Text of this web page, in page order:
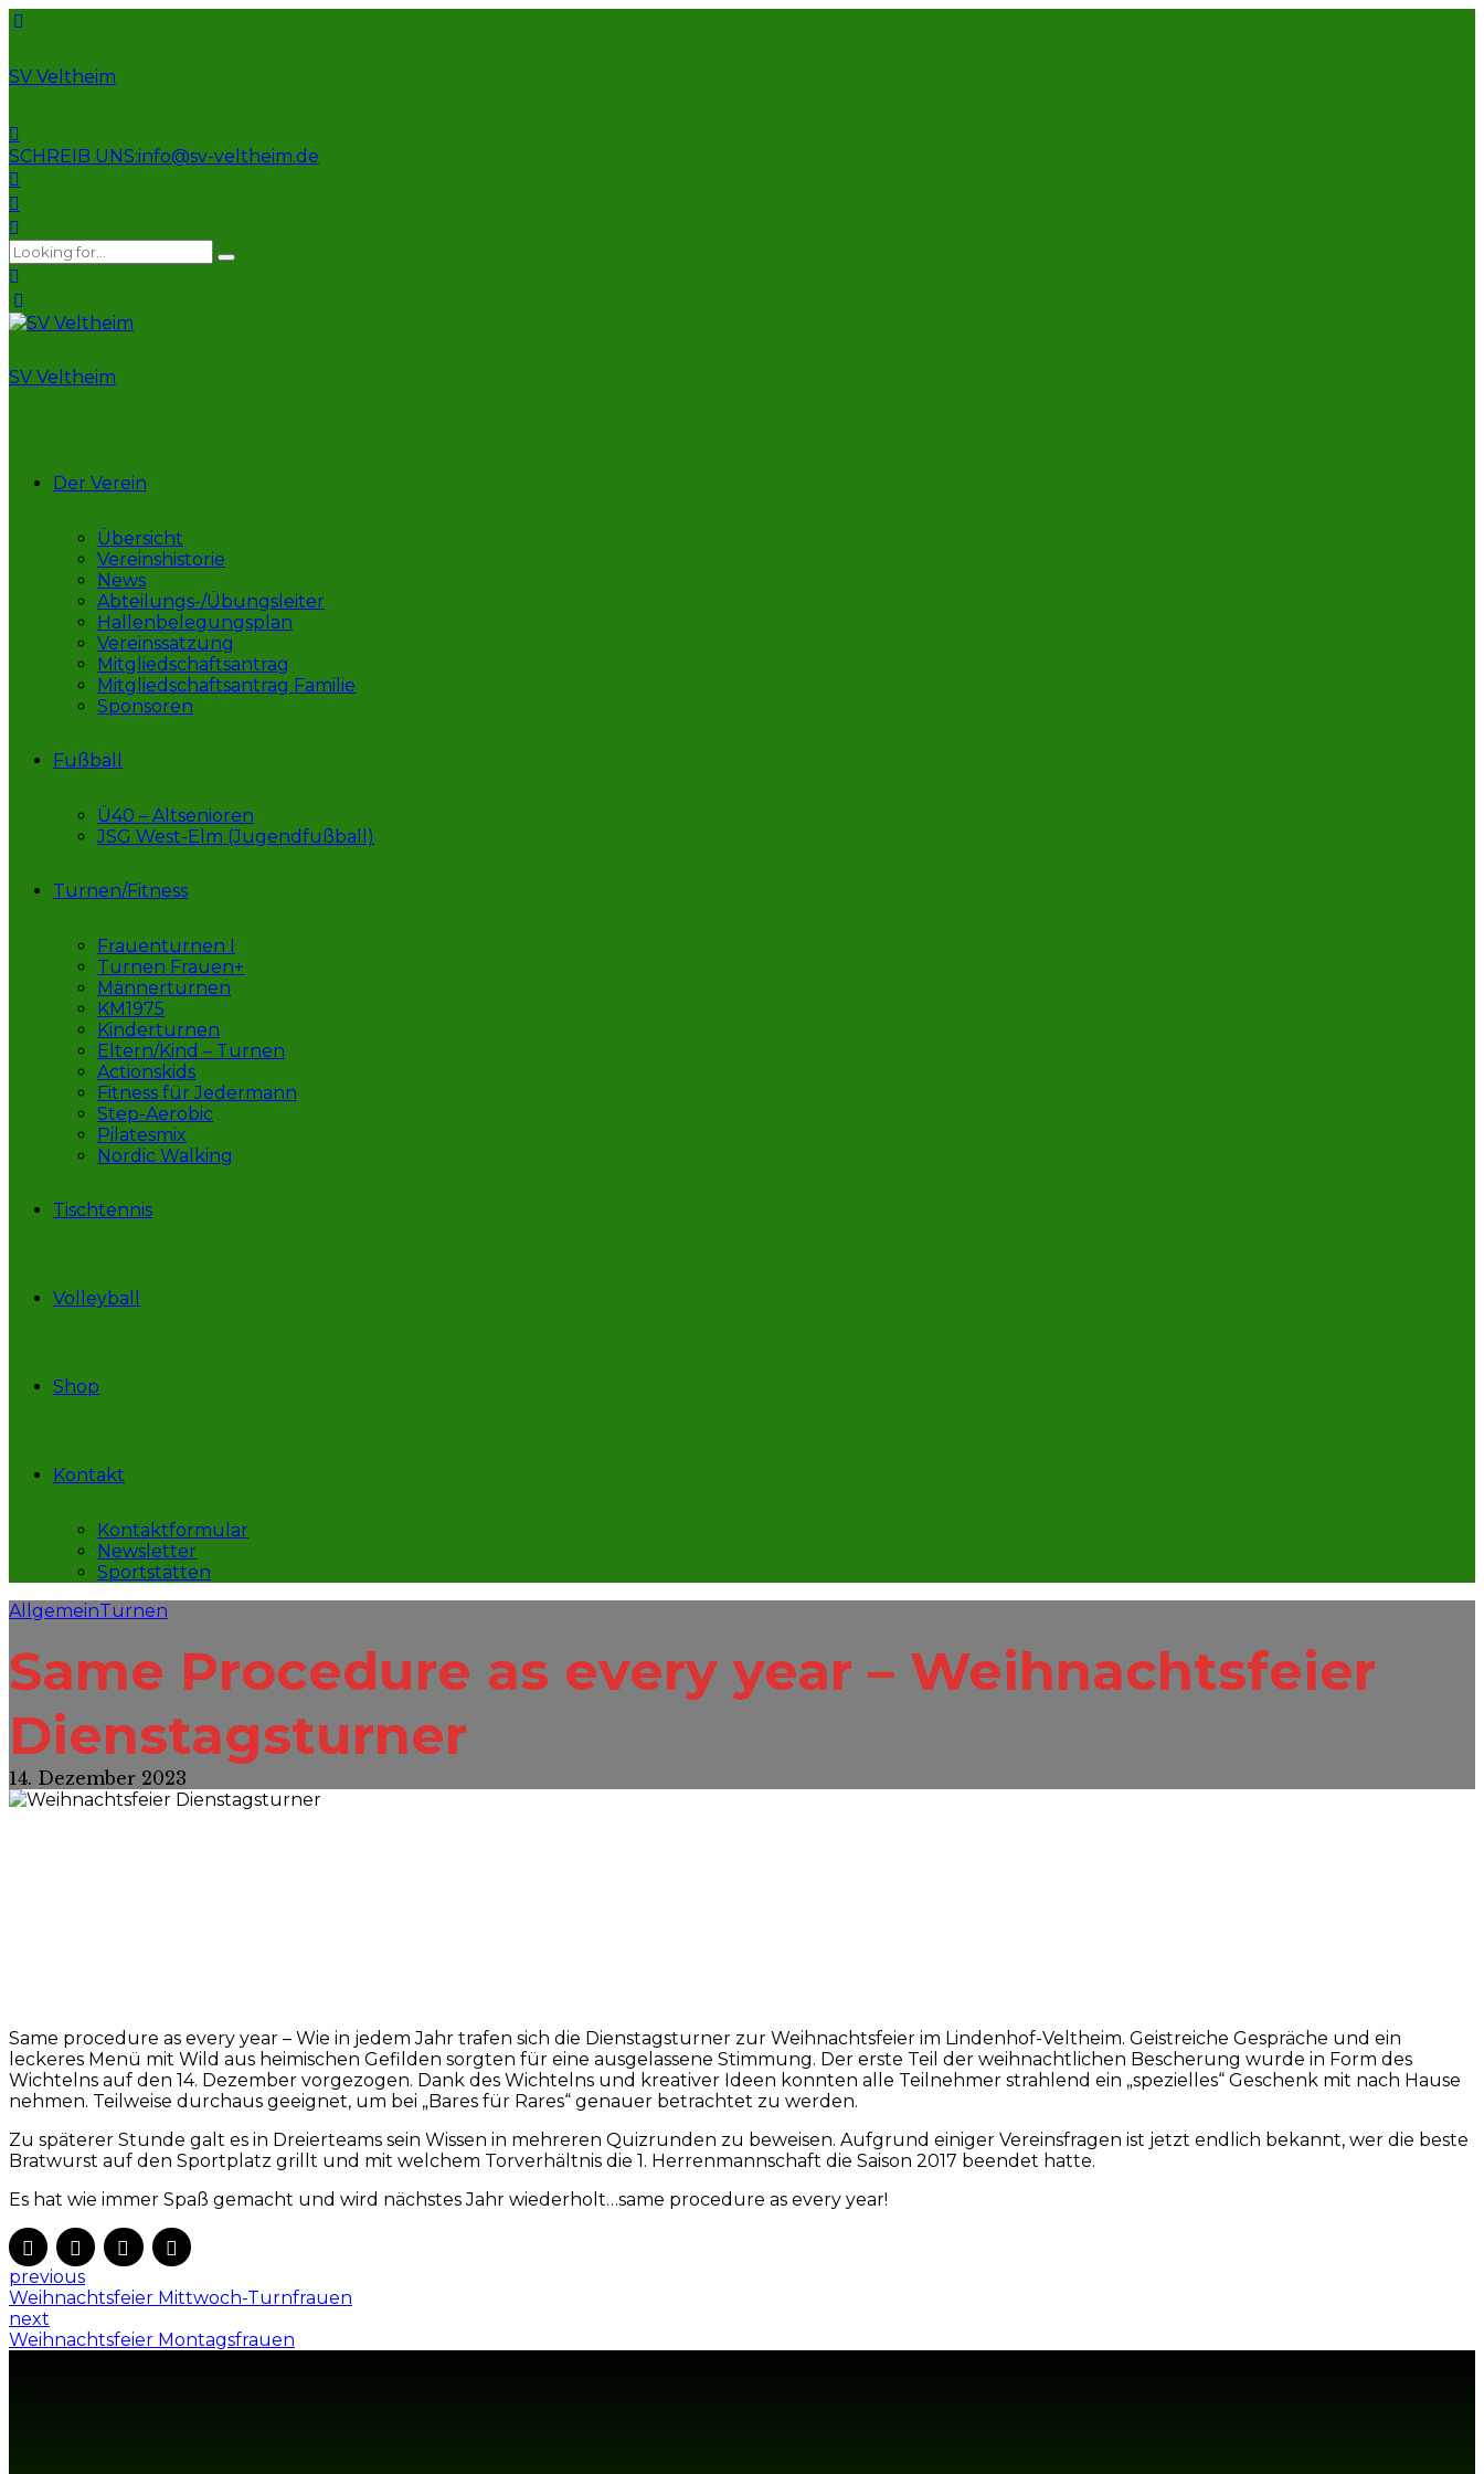
SV Veltheim
SCHREIB UNS:info@sv-veltheim.de
SV Veltheim
Der Verein
Übersicht
Vereinshistorie
News
Abteilungs-/Übungsleiter
Hallenbelegungsplan
Vereinssatzung
Mitgliedschaftsantrag
Mitgliedschaftsantrag Familie
Sponsoren
Fußball
Ü40 – Altsenioren
JSG West-Elm (Jugendfußball)
Turnen/Fitness
Frauenturnen I
Turnen Frauen+
Männerturnen
KM1975
Kinderturnen
Eltern/Kind – Turnen
Actionskids
Fitness für Jedermann
Step-Aerobic
Pilatesmix
Nordic Walking
Tischtennis
Volleyball
Shop
Kontakt
Kontaktformular
Newsletter
Sportstätten
AllgemeinTurnen
Same Procedure as every year – Weihnachtsfeier
Dienstagsturner
14. Dezember 2023
Same procedure as every year – Wie in jedem Jahr trafen sich die Dienstagsturner zur Weihnachtsfeier im Lindenhof-Veltheim. Geistreiche Gespräche und ein
leckeres Menü mit Wild aus heimischen Gefilden sorgten für eine ausgelassene Stimmung. Der erste Teil der weihnachtlichen Bescherung wurde in Form des
Wichtelns auf den 14. Dezember vorgezogen. Dank des Wichtelns und kreativer Ideen konnten alle Teilnehmer strahlend ein „spezielles“ Geschenk mit nach Hause
nehmen. Teilweise durchaus geeignet, um bei „Bares für Rares“ genauer betrachtet zu werden.
Zu späterer Stunde galt es in Dreierteams sein Wissen in mehreren Quizrunden zu beweisen. Aufgrund einiger Vereinsfragen ist jetzt endlich bekannt, wer die beste
Bratwurst auf den Sportplatz grillt und mit welchem Torverhältnis die 1. Herrenmannschaft die Saison 2017 beendet hatte.
Es hat wie immer Spaß gemacht und wird nächstes Jahr wiederholt…same procedure as every year!
previous
Weihnachtsfeier Mittwoch-Turnfrauen
next
Weihnachtsfeier Montagsfrauen